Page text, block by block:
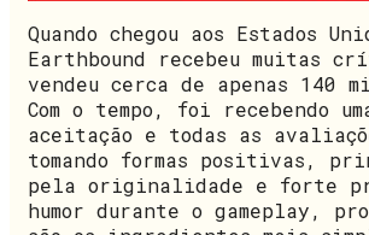
Quando chegou aos Estados
Earthbound recebeu muitas
vendeu cerca de apenas 140
Com o tempo, foi recebendo
aceitação e todas as
tomando formas positivas,
pela originalidade e forte
humor durante o gameplay,